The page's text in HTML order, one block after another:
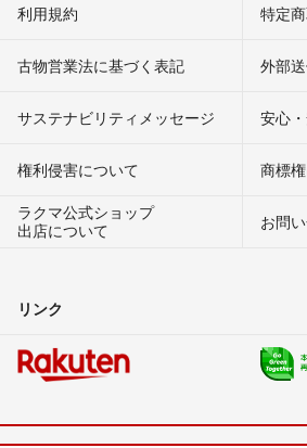
利用規約 特定
古物営業法に基づく表記 外部
サステナビリティメッセージ 安心
権利侵害について
商標
ラクマ公式ショップ
出店について
お問
リンク